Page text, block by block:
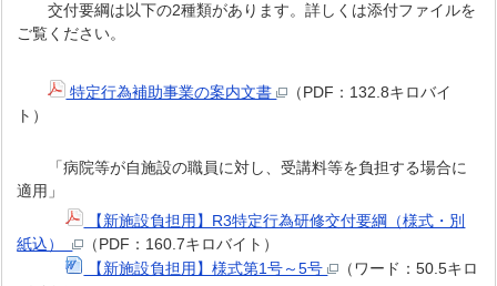
交付要綱は以下の2種類があります。詳しくは添付ファイルを
ご覧ください。
特定行為補助事業の案内文書
（PDF：132.8キロバイ
ト）
「病院等が自施設の職員に対し、受講料等を負担する場合に
適用」
【新施設負担用】R3特定行為研修交付要綱（様式・別
紙込）
（PDF：160.7キロバイト）
【新施設負担用】様式第1号～5号
（ワード：50.5キロ